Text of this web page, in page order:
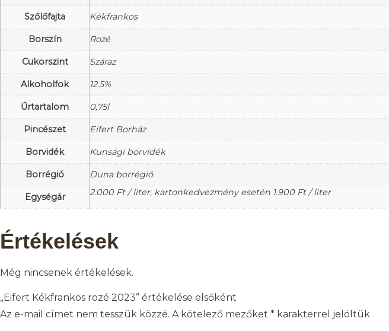
Szőlőfajta Kékfrankos
Borszín Rozé
Cukorszint Száraz
Alkoholfok 12.5%
Űrtartalom 0,75l
Pincészet Eifert Borház
Borvidék Kunsági borvidék
Borrégió Duna borrégió
Egységár 2.000 Ft/ liter, kartonkedvezmény esetén 1.900 Ft/ liter
Értékelések
Még nincsenek értékelések.
„Eifert Kékfrankos rozé 2023” értékelése elsőként
Az e-mail címet nem tesszük közzé. A kötelező mezőket * karakterrel jelöltük